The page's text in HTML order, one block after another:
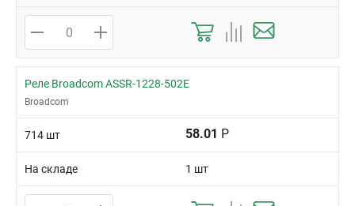
Реле Broadcom ASSR-1228-502E
Broadcom
714 шт 58.01 Р
На складе 1 шт